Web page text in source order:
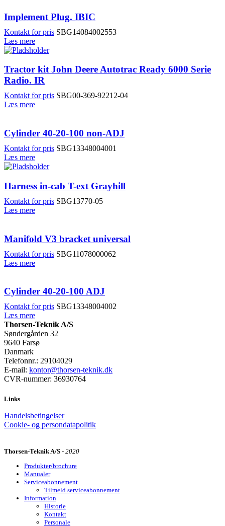
Implement Plug. IBIC
Kontakt for pris SBG14084002553
Læs mere
Tractor kit John Deere Autotrac Ready 6000 Serie
Radio. IR
Kontakt for pris SBG00-369-92212-04
Læs mere
Cylinder 40-20-100 non-ADJ
Kontakt for pris SBG13348004001
Læs mere
Harness in-cab T-ext Grayhill
Kontakt for pris SBG13770-05
Læs mere
Manifold V3 bracket universal
Kontakt for pris SBG11078000062
Læs mere
Cylinder 40-20-100 ADJ
Kontakt for pris SBG13348004002
Læs mere
Thorsen-Teknik A/S
Søndergården 32
9640 Farsø
Danmark
Telefonnr.: 29104029
E-mail: kontor@thorsen-teknik.dk
CVR-nummer: 36930764
Links
Handelsbetingelser
Cookie- og persondatapolitik
Thorsen-Teknik A/S - 2020
Produkter/brochure
Manualer
Serviceabonnement
Tilmeld serviceabonnement
Information
Historie
Kontakt
Personale